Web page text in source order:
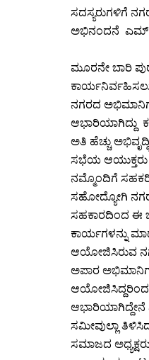
ಸದಸ್ಯರುಗಳಿಗೆ
ಅಭಿನಂದನೆ ಎಮ್
ಮೂರನೇ ಬಾರಿ
ನಗರದ
ಆಭಾರಿಯಾಗಿದ್ದು
ಅತಿ ಹೆಚ್ಚು
ಸಭೆಯ ಆಯುಕ್ತರು
ನಮ್ಮೊಂದಿಗೆ
ಸಹೋದ್ಯೋಗಿ
ಸಹಕಾರದಿಂದ ಈ
ಕಾರ್ಯಗಳನ್ನು
ಆಯೋಜಿಸಿರುವ
ಅಪಾರ
ಆಯೋಜಿಸಿದ್ದರಿಂದ
ಸಮೀವುಲ್ಲಾ
ಸಮಾಜದ